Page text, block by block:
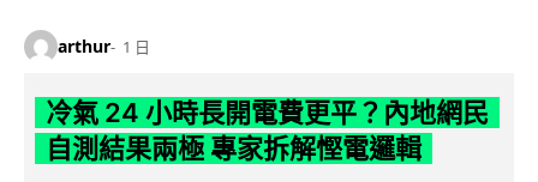
arthur 1 日
冷氣 24 小時長開電費更平？內地網民
自測結果兩極 專家拆解慳電邏輯